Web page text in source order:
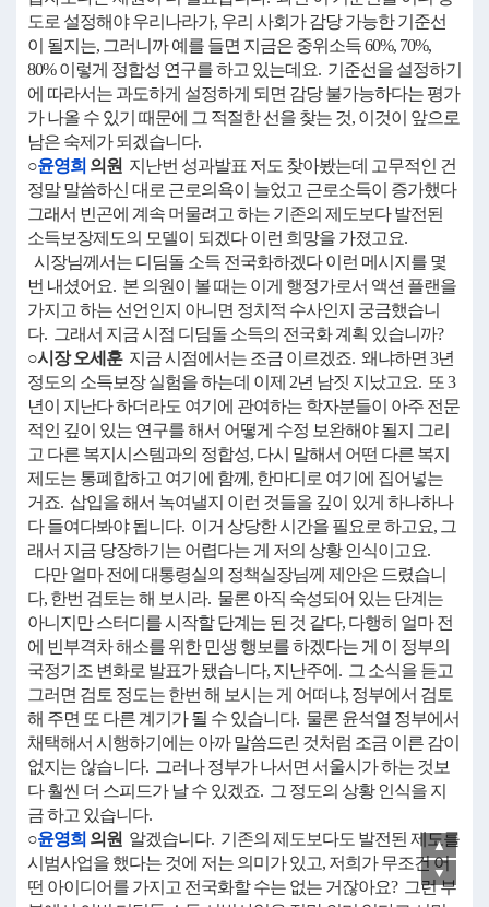
도로 설정해야 우리나라가, 우리 사회가 감당 가능한 기준선
이 될지는, 그러니까 예를 들면 지금은 중위소득 60%, 70%,
80% 이렇게 정합성 연구를 하고 있는데요. 기준선을 설정하기
에 따라서는 과도하게 설정하게 되면 감당 불가능하다는 평가
가 나올 수 있기 때문에 그 적절한 선을 찾는 것, 이것이 앞으로
남은 숙제가 되겠습니다.
○윤영희 의원 지난번 성과발표 저도 찾아봤는데 고무적인 건
정말 말씀하신 대로 근로의욕이 늘었고 근로소득이 증가했다
그래서 빈곤에 계속 머물려고 하는 기존의 제도보다 발전된
소득보장제도의 모델이 되겠다 이런 희망을 가졌고요.
시장님께서는 디딤돌 소득 전국화하겠다 이런 메시지를 몇
번 내셨어요. 본 의원이 볼 때는 이게 행정가로서 액션 플랜을
가지고 하는 선언인지 아니면 정치적 수사인지 궁금했습니
다. 그래서 지금 시점 디딤돌 소득의 전국화 계획 있습니까?
○시장 오세훈지금 시점에서는 조금 이르겠죠. 왜냐하면 3년
정도의 소득보장 실험을 하는데 이제 2년 남짓 지났고요. 또 3
년이 지난다 하더라도 여기에 관여하는 학자분들이 아주 전문
적인 깊이 있는 연구를 해서 어떻게 수정 보완해야 될지 그리
고 다른 복지시스템과의 정합성, 다시 말해서 어떤 다른 복지
제도는 통폐합하고 여기에 함께, 한마디로 여기에 집어넣는
거죠. 삽입을 해서 녹여낼지 이런 것들을 깊이 있게 하나하나
다 들여다봐야 됩니다. 이거 상당한 시간을 필요로 하고요, 그
래서 지금 당장하기는 어렵다는 게 저의 상황 인식이고요.
다만 얼마 전에 대통령실의 정책실장님께 제안은 드렸습니
다, 한번 검토는 해 보시라. 물론 아직 숙성되어 있는 단계는
아니지만 스터디를 시작할 단계는 된 것 같다, 다행히 얼마 전
에 빈부격차 해소를 위한 민생 행보를 하겠다는 게 이 정부의
국정기조 변화로 발표가 됐습니다, 지난주에. 그 소식을 듣고
그러면 검토 정도는 한번 해 보시는 게 어떠냐, 정부에서 검토
해 주면 또 다른 계기가 될 수 있습니다. 물론 윤석열 정부에서
채택해서 시행하기에는 아까 말씀드린 것처럼 조금 이른 감이
없지는 않습니다. 그러나 정부가 나서면 서울시가 하는 것보
다 훨씬 더 스피드가 날 수 있겠죠. 그 정도의 상황 인식을 지
금 하고 있습니다.
○윤영희 의원 알겠습니다. 기존의 제도보다도 발전된 제도를
시범사업을 했다는 것에 저는 의미가 있고, 저희가 무조건 어
떤 아이디어를 가지고 전국화할 수는 없는 거잖아요? 그런 부
▲
▼